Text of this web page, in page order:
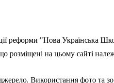
реформи "Нова Українська
розміщені на цьому сайті
Використання фото та